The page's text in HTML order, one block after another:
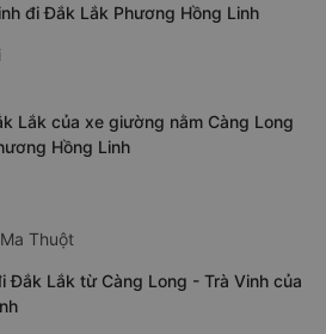
đi Đắk Lắk Phương Hồng Linh
Lắk của xe giường nằm Càng Long
Hồng Linh
Thuột
Đắk Lắk từ Càng Long - Trà Vinh của